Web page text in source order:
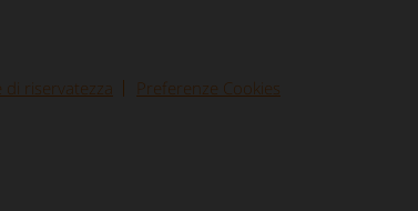
di riservatezza Preferenze Cookies